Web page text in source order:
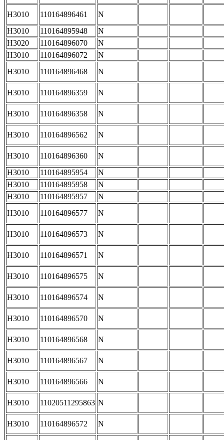
H3010 110164896461
N
H3010
110164895948
N
H3020
110164896070
N
H3010
110164896072
N
H3010
110164896468 N
H3010 110164896359 N
H3010 110164896358 N
H3010 110164896562 N
H3010 110164896360
N
H3010
110164895954
N
H3010
110164895958
N
H3010
110164895957
N
H3010
110164896577 N
H3010 110164896573 N
H3010 110164896571 N
H3010 110164896575 N
H3010 110164896574 N
H3010 110164896570 N
H3010 110164896568 N
H3010 110164896567 N
H3010 110164896566 N
H3010 11020511295863 N
H3010 110164896572 N